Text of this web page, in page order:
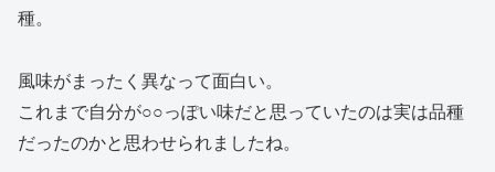
種。
風味がまったく異なって面白い。
これまで自分が○○っぽい味だと思っていたのは実は品種
だったのかと思わせられましたね。